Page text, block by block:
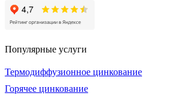
Популярные услуги
Термодиффузионное цинкование
Горячее цинкование